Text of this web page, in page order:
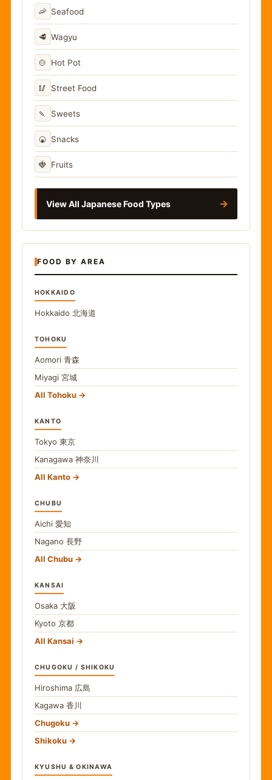
🦐 Seafood
🥩 Wagyu
🍲 Hot Pot
🥢 Street Food
🍡 Sweets
🍘 Snacks
🍓 Fruits
View All Japanese Food Types →
FOOD BY AREA
HOKKAIDO
Hokkaido 北海道
TOHOKU
Aomori 青森
Miyagi 宮城
All Tohoku
KANTO
Tokyo 東京
Kanagawa 神奈川
All Kanto
CHUBU
Aichi 愛知
Nagano 長野
All Chubu
KANSAI
Osaka 大阪
Kyoto 京都
All Kansai
CHUGOKU / SHIKOKU
Hiroshima 広島
Kagawa 香川
Chugoku
Shikoku
KYUSHU & OKINAWA